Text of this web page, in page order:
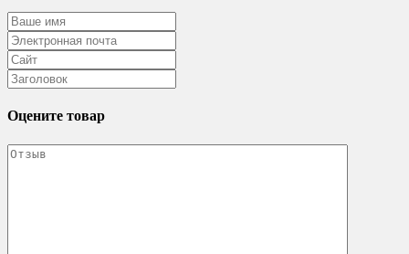
Оцените товар